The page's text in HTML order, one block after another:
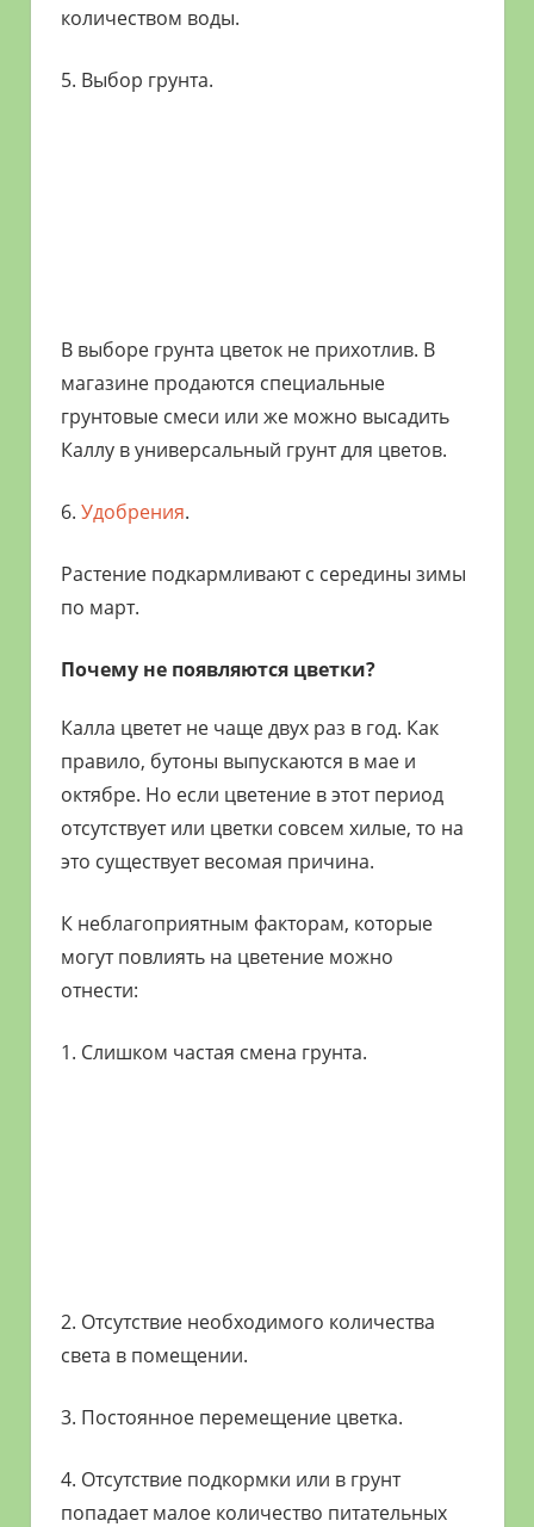
количеством воды.
5. Выбор грунта.
В выборе грунта цветок не прихотлив. В
магазине продаются специальные
грунтовые смеси или же можно высадить
Каллу в универсальный грунт для цветов.
6. Удобрения.
Растение подкармливают с середины зимы
по март.
Почему не появляются цветки?
Калла цветет не чаще двух раз в год. Как
правило, бутоны выпускаются в мае и
октябре. Но если цветение в этот период
отсутствует или цветки совсем хилые, то на
это существует весомая причина.
К неблагоприятным факторам, которые
могут повлиять на цветение можно
отнести:
1. Слишком частая смена грунта.
2. Отсутствие необходимого количества
света в помещении.
3. Постоянное перемещение цветка.
4. Отсутствие подкормки или в грунт
попадает малое количество питательных